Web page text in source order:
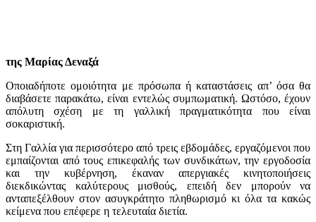
της Μαρίας Δεναξά
Oποιαδήποτε ομοιότητα με πρόσωπα ή καταστάσεις απ’ όσα θα
διαβάσετε παρακάτω, είναι εντελώς συμπωματική. Ωστόσο, έχουν
απόλυτη σχέση με τη γαλλική πραγματικότητα που είναι
σοκαριστική.
Στη Γαλλία για περισσότερο από τρεις εβδομάδες, εργαζόμενοι που
εμπαίζονται από τους επικεφαλής των συνδικάτων, την εργοδοσία
και την κυβέρνηση, έκαναν απεργιακές κινητοποιήσεις
διεκδικώντας καλύτερους μισθούς, επειδή δεν μπορούν να
ανταπεξέλθουν στον ασυγκράτητο πληθωρισμό κι όλα τα κακώς
κείμενα που επέφερε η τελευταία διετία.